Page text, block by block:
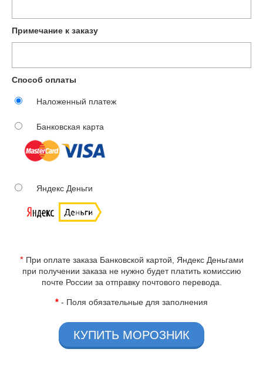
Примечание к заказу
Способ оплаты
Наложенный платеж
Банковская карта
Яндекс Деньги
*При оплате заказа Банковской картой, Яндекс Деньгами
при получении заказа не нужно будет платить комиссию
почте России за отправку почтового перевода.
* - Поля обязательные для заполнения